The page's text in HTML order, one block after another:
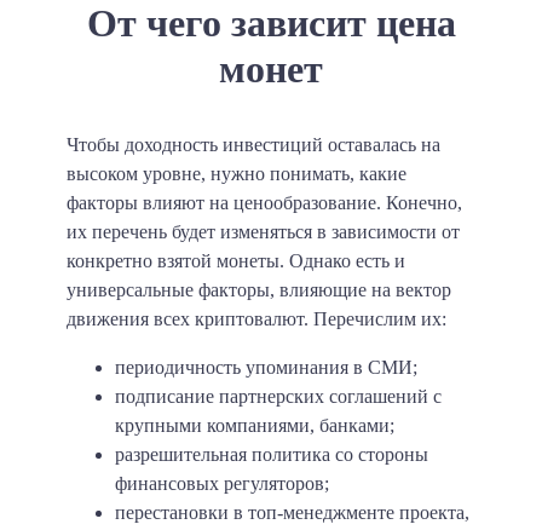
От чего зависит цена
монет
Чтобы доходность инвестиций оставалась на
высоком уровне, нужно понимать, какие
факторы влияют на ценообразование. Конечно,
их перечень будет изменяться в зависимости от
конкретно взятой монеты. Однако есть и
универсальные факторы, влияющие на вектор
движения всех криптовалют. Перечислим их:
периодичность упоминания в СМИ;
подписание партнерских соглашений с
крупными компаниями, банками;
разрешительная политика со стороны
финансовых регуляторов;
перестановки в топ-менеджменте проекта,